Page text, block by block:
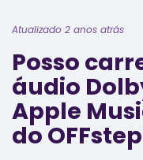
Atualizado 2 anos atrás
Posso
áudio
Apple
do